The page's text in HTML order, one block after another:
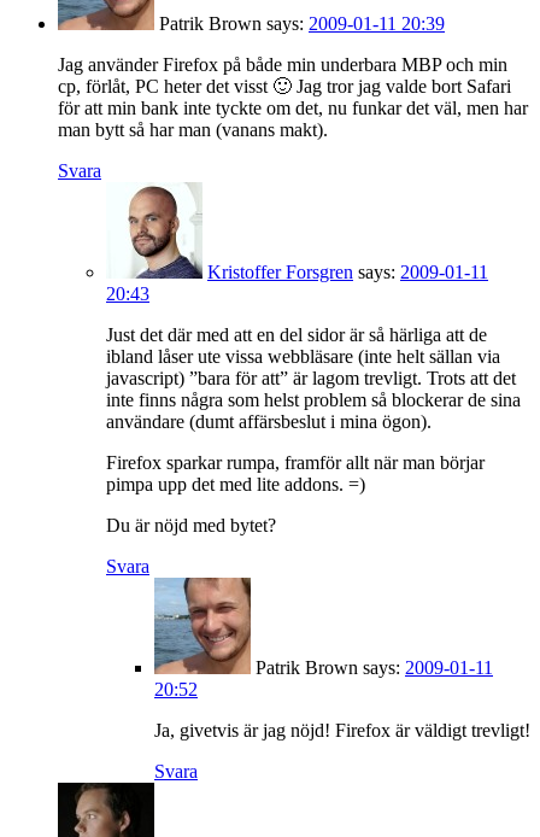
Patrik Brown says: 2009-01-11 20:39
Jag använder Firefox på både min underbara MBP och min
cp, förlåt, PC heter det visst 🙂 Jag tror jag valde bort Safari
för att min bank inte tyckte om det, nu funkar det väl, men har
man bytt så har man (vanans makt).
Svara
Kristoffer Forsgren says: 2009-01-11
20:43
Just det där med att en del sidor är så härliga att de
ibland låser ute vissa webbläsare (inte helt sällan via
javascript) ”bara för att” är lagom trevligt. Trots att det
inte finns några som helst problem så blockerar de sina
användare (dumt affärsbeslut i mina ögon).
Firefox sparkar rumpa, framför allt när man börjar
pimpa upp det med lite addons. =)
Du är nöjd med bytet?
Svara
Patrik Brown says: 2009-01-11
20:52
Ja, givetvis är jag nöjd! Firefox är väldigt trevligt!
Svara